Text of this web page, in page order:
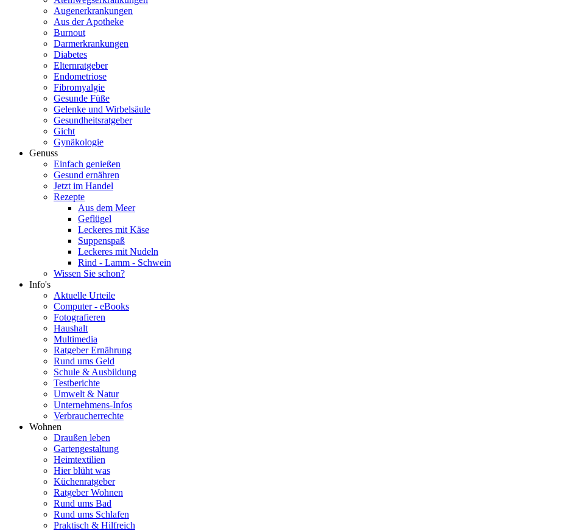
Augenerkrankungen
Aus der Apotheke
Burnout
Darmerkrankungen
Diabetes
Elternratgeber
Endometriose
Fibromyalgie
Gesunde Füße
Gelenke und Wirbelsäule
Gesundheitsratgeber
Gicht
Gynäkologie
Genuss
Einfach genießen
Gesund ernähren
Jetzt im Handel
Rezepte
Aus dem Meer
Geflügel
Leckeres mit Käse
Suppenspaß
Leckeres mit Nudeln
Rind - Lamm - Schwein
Wissen Sie schon?
Info's
Aktuelle Urteile
Computer - eBooks
Fotografieren
Haushalt
Multimedia
Ratgeber Ernährung
Rund ums Geld
Schule & Ausbildung
Testberichte
Umwelt & Natur
Unternehmens-Infos
Verbraucherrechte
Wohnen
Draußen leben
Gartengestaltung
Heimtextilien
Hier blüht was
Küchenratgeber
Ratgeber Wohnen
Rund ums Bad
Rund ums Schlafen
Praktisch & Hilfreich